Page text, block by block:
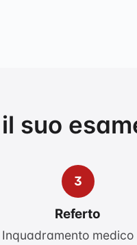
suo
3
Referto
Inquadramento medico